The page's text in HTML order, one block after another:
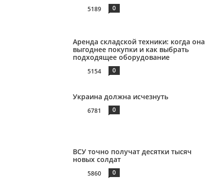
5189 0
Аренда складской техники: когда она
выгоднее покупки и как выбрать
подходящее оборудование
5154 0
Украина должна исчезнуть
6781 0
ВСУ точно получат десятки тысяч
новых солдат
5860 0